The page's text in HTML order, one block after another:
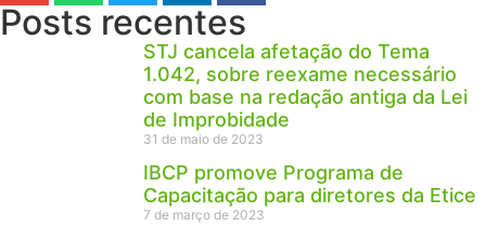
Posts recentes
STJ cancela afetação do Tema
1.042, sobre reexame necessário
com base na redação antiga da Lei
de Improbidade
31 de maio de 2023
IBCP promove Programa de
Capacitação para diretores da Etice
7 de março de 2023